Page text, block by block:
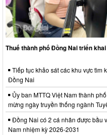
Thuế thành phố Đồng Nai triển
Tiếp tục khảo sát các khu vực tìm
Đồng Nai
Ủy ban MTTQ Việt Nam thành
mừng ngày truyền thống ngành
Đồng Nai có 2 cá nhân được bầu
Nam nhiệm kỳ 2026-2031